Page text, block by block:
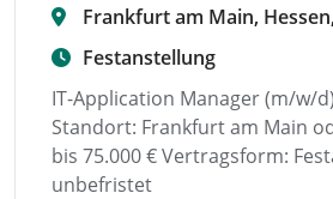
Frankfurt am Main,
Festanstellung
IT-Application Manager (m/w/
Standort: Frankfurt am Main
bis 75.000 € Vertragsform:
unbefristet